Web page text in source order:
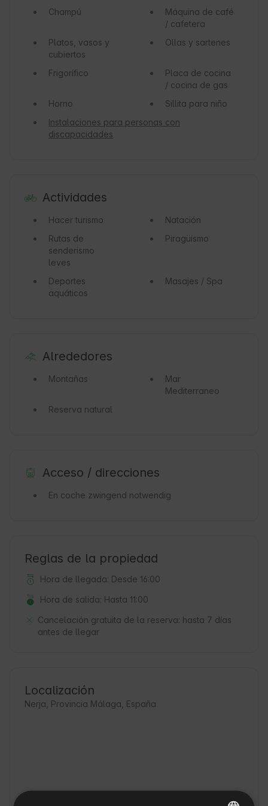
Champú
Máquina de café
/ cafetera
Platos, vasos y
cubiertos
Ollas y sartenes
Frigorífico
Placa de cocina
/ cocina de gas
Horno
Sillita para niño
Instalaciones para personas con
discapacidades
Actividades
Hacer turismo
Natación
Rutas de
senderismo
leves
Piragüismo
Deportes
aquáticos
Masajes / Spa
Alrededores
Montañas
Mar
Mediterraneo
Reserva natural
Acceso / direcciones
En coche zwingend notwendig
Reglas de la propiedad
Hora de llegada: Desde 16:00
Hora de salida: Hasta 11:00
Cancelación gratuita de la reserva: hasta 7 días
antes de llegar
Localización
Nerja, Provincia Málaga, España